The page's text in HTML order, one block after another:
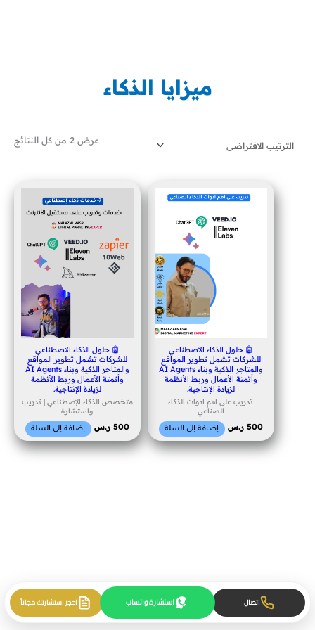
ميزايا الذكاء
عرض ⁦2⁩ من كل النتائج
🤖 حلول الذكاء الاصطناعي
للشركات تشمل تطوير المواقع
والمتاجر الذكية وبناء AI Agents
وأتمتة الأعمال وربط الأنظمة
لزيادة الإنتاجية.
تدريب على اهم ادوات الذكاء
الصناعي
500 ر.س إضافة إلى السلة
🤖 حلول الذكاء الاصطناعي
للشركات تشمل تطوير المواقع
والمتاجر الذكية وبناء AI Agents
وأتمتة الأعمال وربط الأنظمة
لزيادة الإنتاجية.
متخصص الذكاء الإصطناعي | تدريب
واستشارة
500 ر.س إضافة إلى السلة
اتصال استشارة واتساب احجز استشارتك مجاناً